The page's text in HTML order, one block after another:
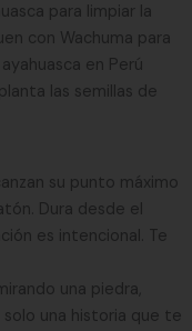
para limpiar la
con Wachuma para
en Perú
las semillas de
su punto máximo
Dura desde el
es intencional. Te
una piedra,
una historia que te